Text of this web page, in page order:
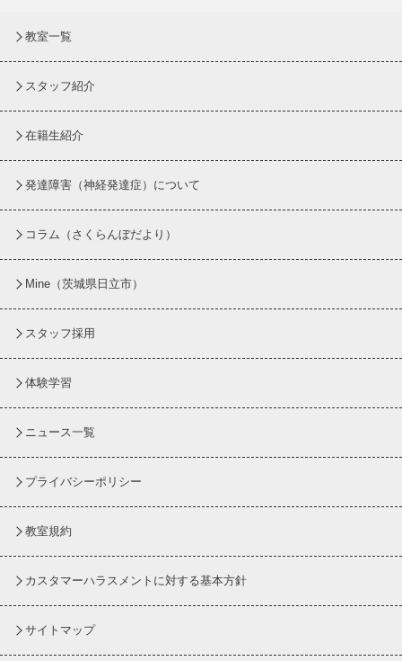
教室一覧
スタッフ紹介
在籍生紹介
発達障害（神経発達症）について
コラム （さくらんぼだより）
Mine（茨城県日立市）
スタッフ採用
体験学習
ニュース一覧
プライバシーポリシー
教室規約
カスタマーハラスメントに対する基本方針
サイトマップ